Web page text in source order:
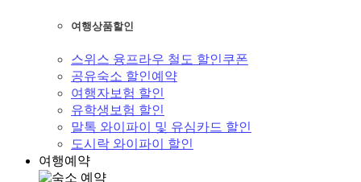
여행상품할인
스위스 융프라우 철도 할인쿠폰
공유숙소 할인예약
여행자보험 할인
유학생보험 할인
말톡 와이파이 및 유심카드 할인
도시락 와이파이 할인
여행예약